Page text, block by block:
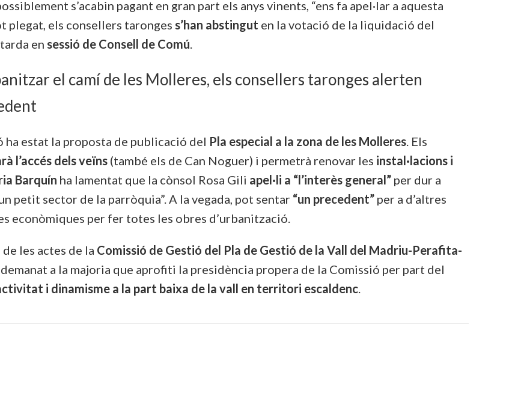
s’acabin pagant en gran part els anys vinents, “ens fa apel·lar a aquesta
plegat, els consellers taronges s’han abstingut en la votació de la liquidació del
en sessió de Consell de Comú.
el camí de les Molleres, els consellers taronges alerten
ha estat la proposta de publicació del Pla especial a la zona de les Molleres. Els
l’accés dels veïns (també els de Can Noguer) i permetrà renovar les instal·lacions i
Barquín ha lamentat que la cònsol Rosa Gili apel·li a “l’interès general” per dur a
petit sector de la parròquia”. A la vegada, pot sentar “un precedent” per a d’altres
econòmiques per fer totes les obres d’urbanització.
les actes de la Comissió de Gestió del Pla de Gestió de la Vall del Madriu-Perafita-
demanat a la majoria que aprofiti la presidència propera de la Comissió per part del
i dinamisme a la part baixa de la vall en territori escaldenc.